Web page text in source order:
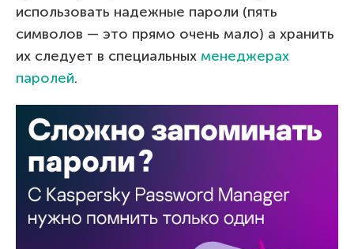
использовать надежные пароли (пять
символов — это прямо очень мало) а хранить
их следует в специальных менеджерах
паролей.